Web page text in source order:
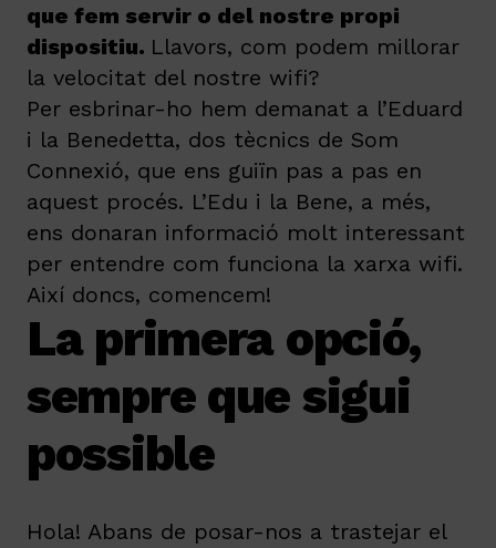
que fem servir o del nostre propi
dispositiu. Llavors, com podem millorar
la velocitat del nostre wifi?
Per esbrinar-ho hem demanat a l’Eduard
i la Benedetta, dos tècnics de Som
Connexió, que ens guiïn pas a pas en
aquest procés. L’Edu i la Bene, a més,
ens donaran informació molt interessant
per entendre com funciona la xarxa wifi.
Així doncs, comencem!
La primera opció,
sempre que sigui
possible
Hola! Abans de posar-nos a trastejar el